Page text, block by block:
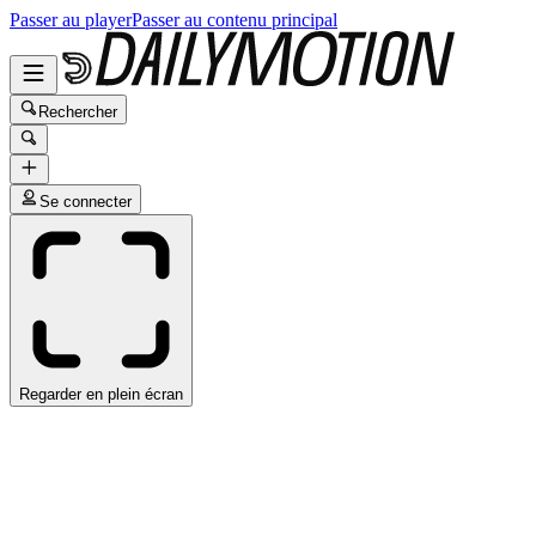
Passer au playerPasser au contenu principal
Rechercher
Se connecter
Regarder en plein écran